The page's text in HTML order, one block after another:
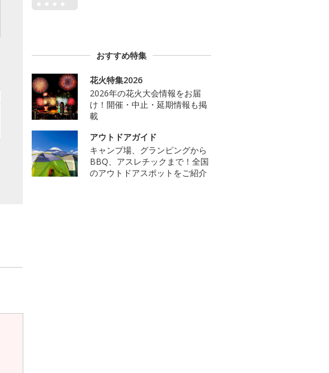
おすすめ特集
花火特集2026
2026年の花火大会情報をお届
け！開催・中止・延期情報も掲
載
アウトドアガイド
キャンプ場、グランピングから
BBQ、アスレチックまで！全国
のアウトドアスポットをご紹介